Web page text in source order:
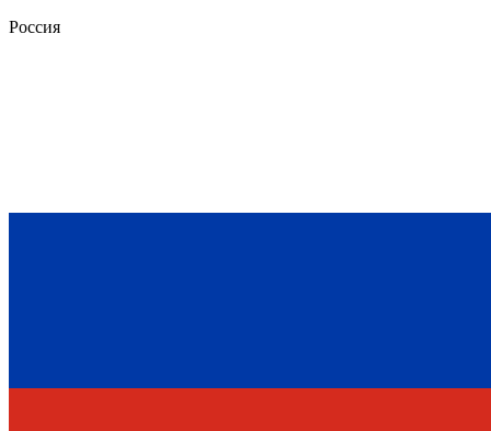
Россия